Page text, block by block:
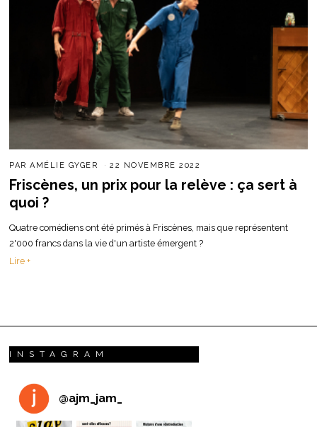
PARAMÉLIE GYGER 22 NOVEMBRE 2022
Friscènes, un prix pour la relève : ça sert à
quoi ?
Quatre comédiens ont été primés à Friscènes, mais que représentent
2'000 francs dans la vie d'un artiste émergent ?
Lire +
INSTAGRAM
@ajm_jam_